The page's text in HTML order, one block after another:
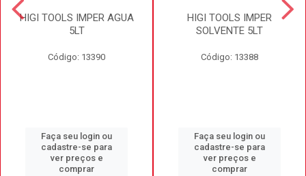
HIGI TOOLS IMPER AGUA
5LT
Código: 13390
Faça seu login ou
cadastre-se para
ver preços e
comprar
HIGI TOOLS IMPER
SOLVENTE 5LT
Código: 13388
Faça seu login ou
cadastre-se para
ver preços e
comprar